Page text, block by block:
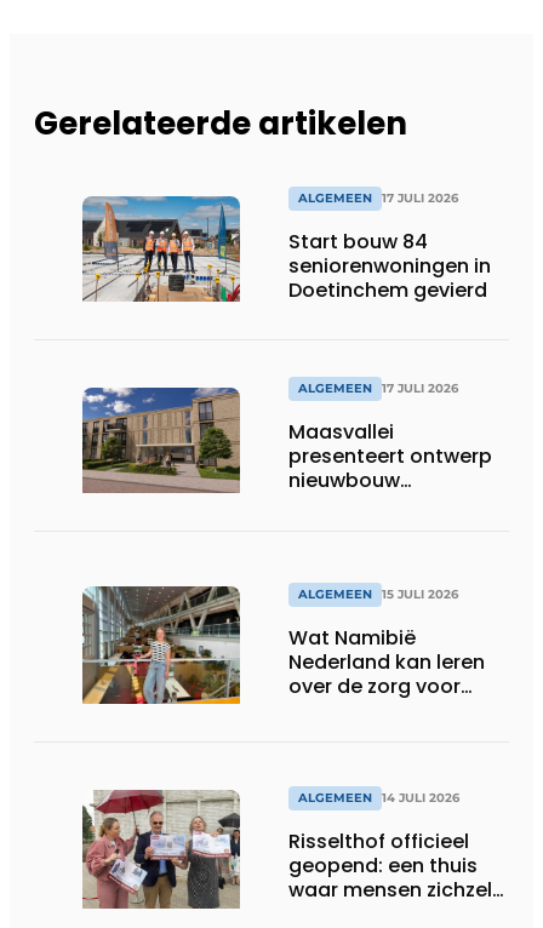
Gerelateerde artikelen
ALGEMEEN 17 JULI 2026
Start bouw 84
seniorenwoningen in
Doetinchem gevierd
ALGEMEEN 17 JULI 2026
Maasvallei
presenteert ontwerp
nieuwbouw
ALGEMEEN 15 JULI 2026
Wat Namibië
Nederland kan leren
over de zorg voor
ALGEMEEN 14 JULI 2026
Risselthof officieel
geopend: een thuis
waar mensen zichzelf